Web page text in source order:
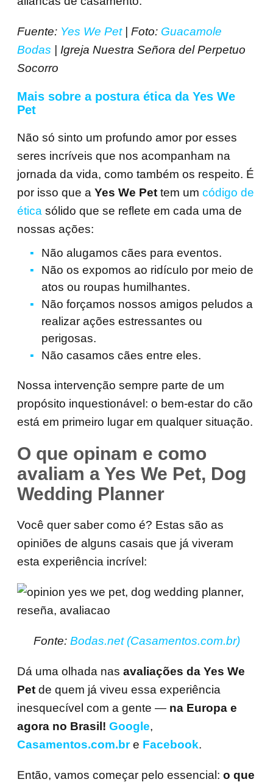
Fuente: Yes We Pet| Foto: Guacamole
Bodas | Igreja Nuestra Señora del Perpetuo
Socorro
Mais sobre a postura ética da Yes We
Pet
Não só sinto um profundo amor por esses
seres incríveis que nos acompanham na
jornada da vida, como também os respeito. É
por isso que a Yes We Pet tem um código de
ética sólido que se reflete em cada uma de
nossas ações:
Não alugamos cães para eventos.
Não os expomos ao ridículo por meio de
atos ou roupas humilhantes.
Não forçamos nossos amigos peludos a
realizar ações estressantes ou
perigosas.
Não casamos cães entre eles.
Nossa intervenção sempre parte de um
propósito inquestionável: o bem-estar do cão
está em primeiro lugar em qualquer situação.
O que opinam e como
avaliam a Yes We Pet, Dog
Wedding Planner
Você quer saber como é? Estas são as
opiniões de alguns casais que já viveram
esta experiência incrível:
Fonte: Bodas.net (Casamentos.com.br)
Dá uma olhada nas avaliações da Yes We
Pet de quem já viveu essa experiência
inesquecível com a gente — na Europa e
agora no Brasil! Google,
Casamentos.com.bre Facebook.
Então, vamos começar pelo essencial: o que